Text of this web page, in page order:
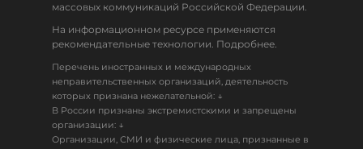
массовых коммуникаций Российской Федерации.
На информационном ресурсе применяются
рекомендательные технологии. Подробнее.
Перечень иностранных и международных
неправительственных организаций, деятельность
которых признана нежелательной: ↓
В России признаны экстремистскими и запрещены
организации: ↓
Организации, СМИ и физические лица, признанные в